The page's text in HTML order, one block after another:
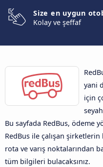
Size en uygun
Kolay ve şeffaf
yani
için
Bu sayfada RedBus, ödeme
RedBus ile çalışan
rota ve varış noktalarından
tüm bilgileri bulacaksınız.